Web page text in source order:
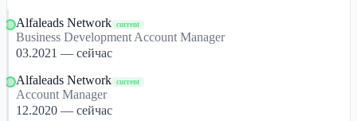
Alfaleads Network current
Business Development Account Manager
03.2021 — сейчас
Alfaleads Network current
Account Manager
12.2020 — сейчас